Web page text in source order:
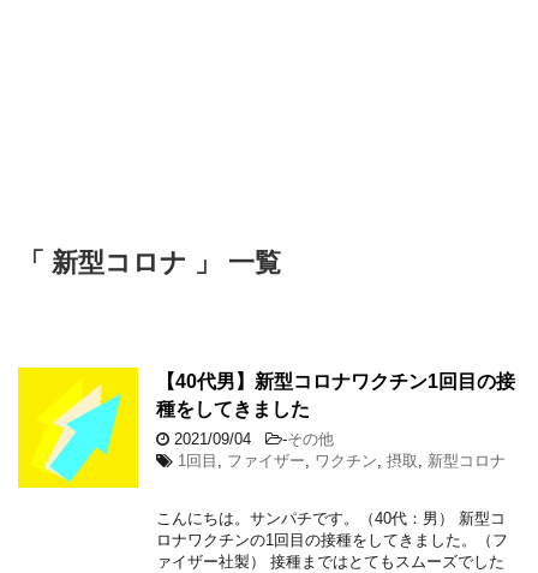
「 新型コロナ 」 一覧
【40代男】新型コロナワクチン1回目の接
種をしてきました
2021/09/04 -その他
1回目 , ファイザー, ワクチン, 摂取 , 新型コロナ
こんにちは。サンパチです。（40代：男） 新型コ
ロナワクチンの1回目の接種をしてきました。（フ
ァイザー社製） 接種まではとてもスムーズでした